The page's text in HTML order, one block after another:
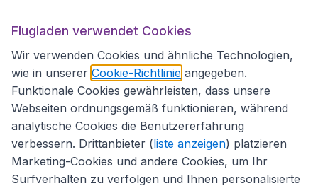
Folgen Sie uns:
Flugladen verwendet Cookies
Wir verwenden Cookies und ähnliche Technologien,
wie in unserer Cookie-Richtlinie angegeben.
Funktionale Cookies gewährleisten, dass unsere
Webseiten ordnungsgemäß funktionieren, während
analytische Cookies die Benutzererfahrung
verbessern. Drittanbieter (liste anzeigen) platzieren
Marketing-Cookies und andere Cookies, um Ihr
Surfverhalten zu verfolgen und Ihnen personalisierte